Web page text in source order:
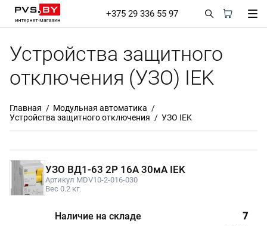
+375 29 336 55 97
Устройства защитного
отключения (УЗО) IEK
Главная
Модульная автоматика
Устройства защитного отключения
УЗО IEK
УЗО ВД1-63 2Р 16А 30мА IEK
Артикул MDV10-2-016-030
Вес 0.2 кг.
7